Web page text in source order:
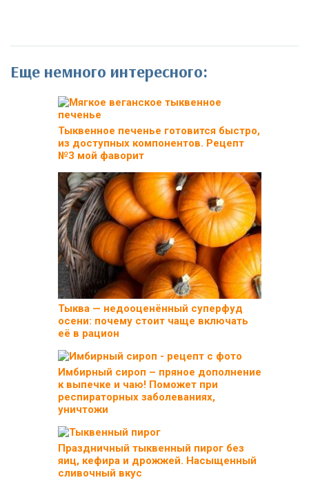
Еще немного интересного:
Тыквенное печенье готовится быстро,
из доступных компонентов. Рецепт
№3 мой фаворит
Тыква — недооценённый суперфуд
осени: почему стоит чаще включать
её в рацион
Имбирный сироп – пряное дополнение
к выпечке и чаю! Поможет при
респираторных заболеваниях,
уничтожи
Праздничный тыквенный пирог без
яиц, кефира и дрожжей. Насыщенный
сливочный вкус